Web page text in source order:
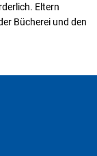
Eltern
Bücherei und den